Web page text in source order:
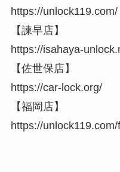
https://unlock119.com/
【諫早店】
https://isahaya-
【佐世保店】
https://car-lock.org/
【福岡店】
https://